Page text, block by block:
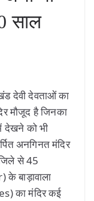
साल
देवी देवताओं का
मौजूद है जिनका
देखने को भी
अनगिनत मंदिर
से 45
बाड़ावाला
का मंदिर कई